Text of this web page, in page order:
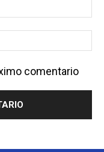
comentario